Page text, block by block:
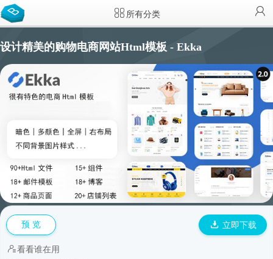
所有分类
设计精美的购物电商网站Html模板 - Ekka
预 览 立即下载
看看谁在用